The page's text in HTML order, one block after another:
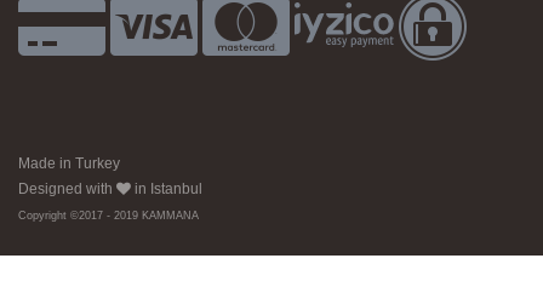
Made in Turkey
Designed with
in Istanbul
Copyright ©2017 - 2019 KAMMANA